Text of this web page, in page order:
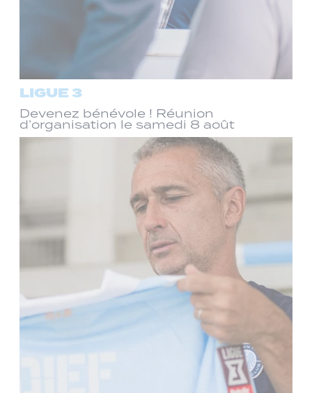
LIGUE 3
Devenez bénévole ! Réunion
d’organisation le samedi 8 août